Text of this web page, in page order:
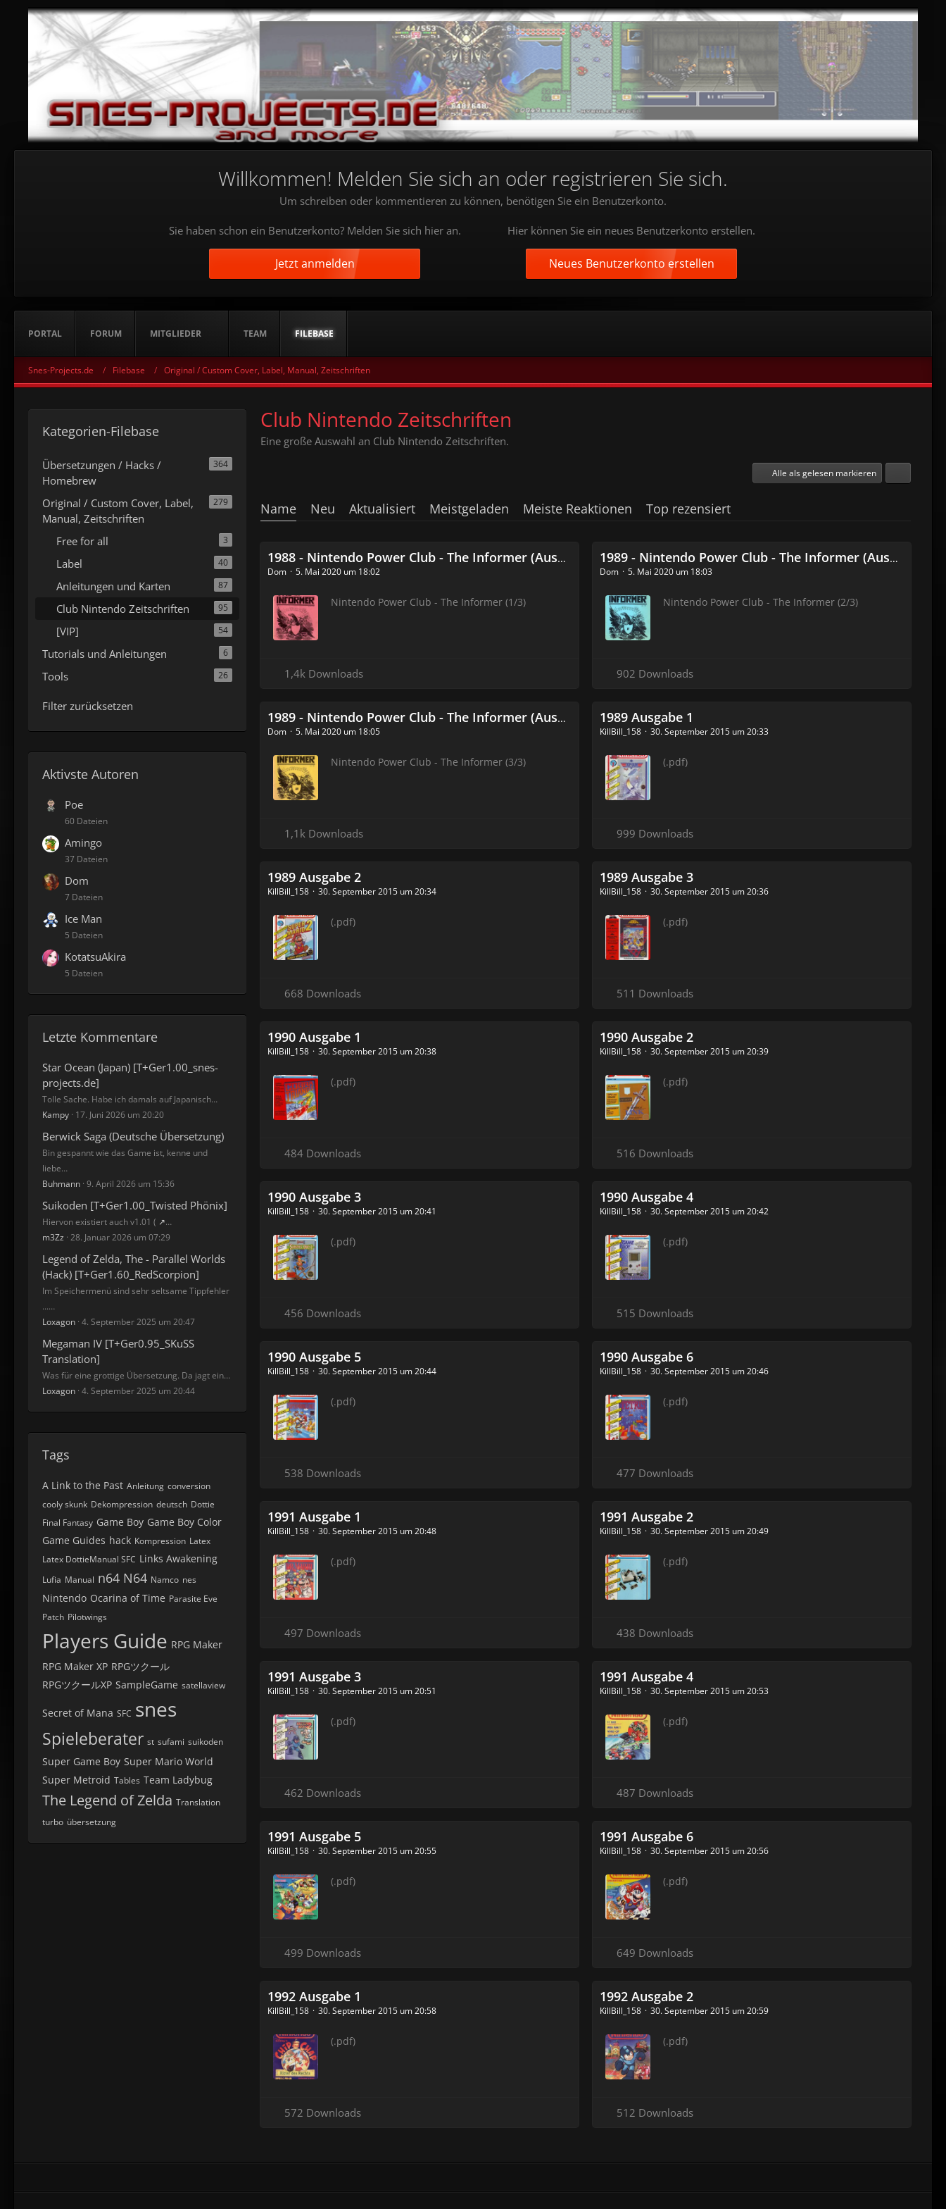
Willkommen! Melden Sie sich an oder registrieren Sie sich.
Um schreiben oder kommentieren zu können, benötigen Sie ein Benutzerkonto.
Sie haben schon ein Benutzerkonto? Melden Sie sich hier an.
Jetzt anmelden
Hier können Sie ein neues Benutzerkonto erstellen.
Neues Benutzerkonto erstellen
PORTAL FORUM MITGLIEDER TEAM FILEBASE
Snes-Projects.de Filebase Original / Custom Cover, Label, Manual, Zeitschriften
Kategorien-Filebase
Übersetzungen / Hacks /
Homebrew
364
Original / Custom Cover, Label,
Manual, Zeitschriften
279
Free for all 3
Label 40
Anleitungen und Karten 87
Club Nintendo Zeitschriften 95
[VIP] 54
Tutorials und Anleitungen 6
Tools 26
Filter zurücksetzen
Aktivste Autoren
Poe
60 Dateien
Amingo
37 Dateien
Dom
7 Dateien
Ice Man
5 Dateien
KotatsuAkira
5 Dateien
Letzte Kommentare
Star Ocean (Japan) [T+Ger1.00_snes-
projects.de]
Tolle Sache. Habe ich damals auf Japanisch…
Kampy 17. Juni 2026 um 20:20
Berwick Saga (Deutsche Übersetzung)
Bin gespannt wie das Game ist, kenne und
liebe…
Buhmann 9. April 2026 um 15:36
Suikoden [T+Ger1.00_Twisted Phönix]
Hiervon existiert auch v1.01 (
…
m3Zz 28. Januar 2026 um 07:29
Legend of Zelda, The - Parallel Worlds
(Hack) [T+Ger1.60_RedScorpion]
Im Speichermenü sind sehr seltsame Tippfehler
...…
Loxagon 4. September 2025 um 20:47
Megaman IV [T+Ger0.95_SKuSS
Translation]
Was für eine grottige Übersetzung. Da jagt ein…
Loxagon 4. September 2025 um 20:44
Tags
A Link to the Past Anleitung conversion
cooly skunk Dekompression deutsch Dottie
Final Fantasy Game Boy Game Boy Color
Game Guides hack Kompression Latex
Latex DottieManual SFC Links Awakening
Lufia Manual n64 N64 Namco nes
Nintendo Ocarina of Time Parasite Eve
Patch Pilotwings
Players Guide RPG Maker
RPG Maker XP RPGツクール
RPGツクールXP SampleGame satellaview
Secret of Mana SFC snes
Spieleberater st sufami suikoden
Super Game Boy Super Mario World
Super Metroid Tables Team Ladybug
The Legend of Zelda Translation
turbo übersetzung
Club Nintendo Zeitschriften
Eine große Auswahl an Club Nintendo Zeitschriften.
Alle als gelesen markieren
Neu Aktualisiert Meistgeladen Meiste Reaktionen Top rezensiert
Name
1988 - Nintendo Power Club - The Informer (Ausgabe 1 von 3)
Dom 5. Mai 2020 um 18:02
Nintendo Power Club - The Informer (1/3)​
1,4k Downloads
1989 - Nintendo Power Club - The Informer (Ausgabe 2 von 3)
Dom 5. Mai 2020 um 18:03
Nintendo Power Club - The Informer (2/3)​
902 Downloads
1989 - Nintendo Power Club - The Informer (Ausgabe 3 von 3)
Dom 5. Mai 2020 um 18:05
Nintendo Power Club - The Informer (3/3)​
1,1k Downloads
1989 Ausgabe 1
KillBill_158 30. September 2015 um 20:33
(.pdf)
999 Downloads
1989 Ausgabe 2
KillBill_158 30. September 2015 um 20:34
(.pdf)
668 Downloads
1989 Ausgabe 3
KillBill_158 30. September 2015 um 20:36
(.pdf)
511 Downloads
1990 Ausgabe 1
KillBill_158 30. September 2015 um 20:38
(.pdf)
484 Downloads
1990 Ausgabe 2
KillBill_158 30. September 2015 um 20:39
(.pdf)
516 Downloads
1990 Ausgabe 3
KillBill_158 30. September 2015 um 20:41
(.pdf)
456 Downloads
1990 Ausgabe 4
KillBill_158 30. September 2015 um 20:42
(.pdf)
515 Downloads
1990 Ausgabe 5
KillBill_158 30. September 2015 um 20:44
(.pdf)
538 Downloads
1990 Ausgabe 6
KillBill_158 30. September 2015 um 20:46
(.pdf)
477 Downloads
1991 Ausgabe 1
KillBill_158 30. September 2015 um 20:48
(.pdf)
497 Downloads
1991 Ausgabe 2
KillBill_158 30. September 2015 um 20:49
(.pdf)
438 Downloads
1991 Ausgabe 3
KillBill_158 30. September 2015 um 20:51
(.pdf)
462 Downloads
1991 Ausgabe 4
KillBill_158 30. September 2015 um 20:53
(.pdf)
487 Downloads
1991 Ausgabe 5
KillBill_158 30. September 2015 um 20:55
(.pdf)
499 Downloads
1991 Ausgabe 6
KillBill_158 30. September 2015 um 20:56
(.pdf)
649 Downloads
1992 Ausgabe 1
KillBill_158 30. September 2015 um 20:58
(.pdf)
572 Downloads
1992 Ausgabe 2
KillBill_158 30. September 2015 um 20:59
(.pdf)
512 Downloads